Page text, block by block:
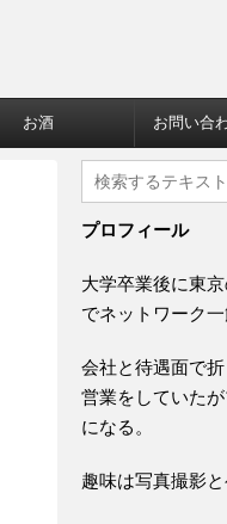
お酒 お問い合
プロフィール
大学卒業後に東
でネットワーク一
会社と待遇面で
営業をしていた
になる。
趣味は写真撮影